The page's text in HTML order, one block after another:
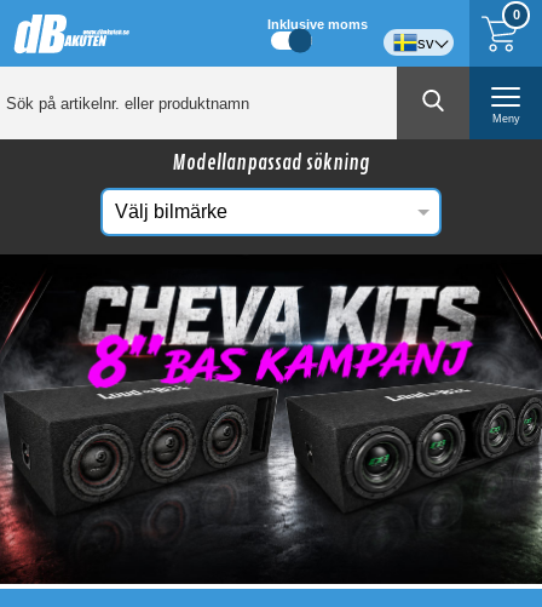
0
Inklusive moms
sv
Meny
Modellanpassad sökning